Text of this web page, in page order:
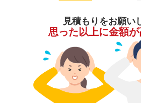
見積もりをお願い
思った以上に金額が